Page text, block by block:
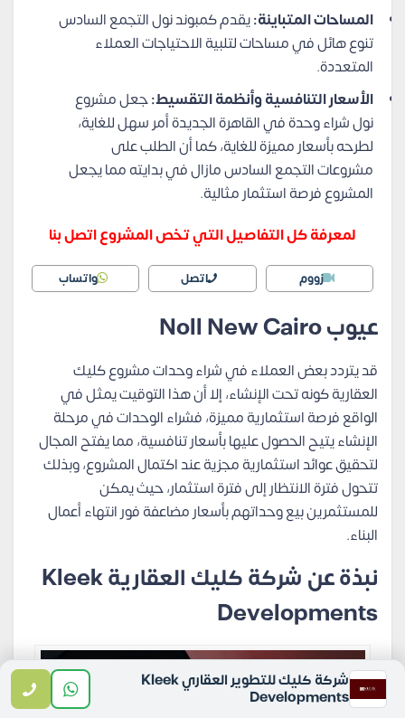
المساحات المتباينة:يقدم كمبوند نول التجمع السادس
تنوع هائل في مساحات لتلبية الاحتياجات العملاء
المتعددة.
الأسعار التنافسية وأنظمة التقسيط:جعل مشروع
نول شراء وحدة في القاهرة الجديدة أمر سهل للغاية،
لطرحه بأسعار مميزة للغاية، كما أن الطلب على
مشروعات التجمع السادس مازال في بدايته مما يجعل
المشروع فرصة استثمار مثالية.
لمعرفة كل التفاصيل التي تخص المشروع اتصل بنا
زووم اتصل واتساب
عيوبNoll New Cairo
قد يتردد بعض العملاء في شراء وحدات مشروع كليك
العقارية كونه تحت الإنشاء، إلا أن هذا التوقيت يمثل في
الواقع فرصة استثمارية مميزة، فشراء الوحدات في مرحلة
الإنشاء يتيح الحصول عليها بأسعار تنافسية، مما يفتح المجال
لتحقيق عوائد استثمارية مجزية عند اكتمال المشروع، وبذلك
تتحول فترة الانتظار إلى فترة استثمار، حيث يمكن
للمستثمرين بيع وحداتهم بأسعار مضاعفة فور انتهاء أعمال
البناء.
نبذة عن شركة كليك العقاريةKleek
Developments
شركة كليك للتطوير العقاري Kleek
Developments